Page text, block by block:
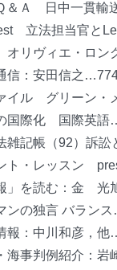
＆Ａ 日中一貫輸
立法担当官と
リヴィエ・ロン
信：安田信之
イル グリーン・
国際化 国際英語
雑記帳（92）訴
ト・レッスン
」を読む：金 光
ンの独言 バラン
報：中川和彦，他
海事判例紹介：岩